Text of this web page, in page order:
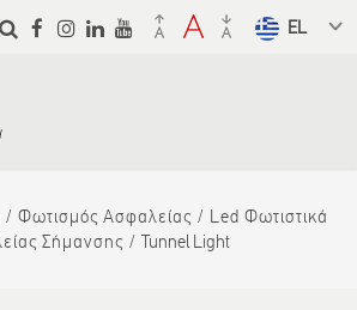
Παράκαμψη
προς το
Φωτισμός Ασφαλείας
Led Φωτιστικά
Σήμανσης
Tunnel Light